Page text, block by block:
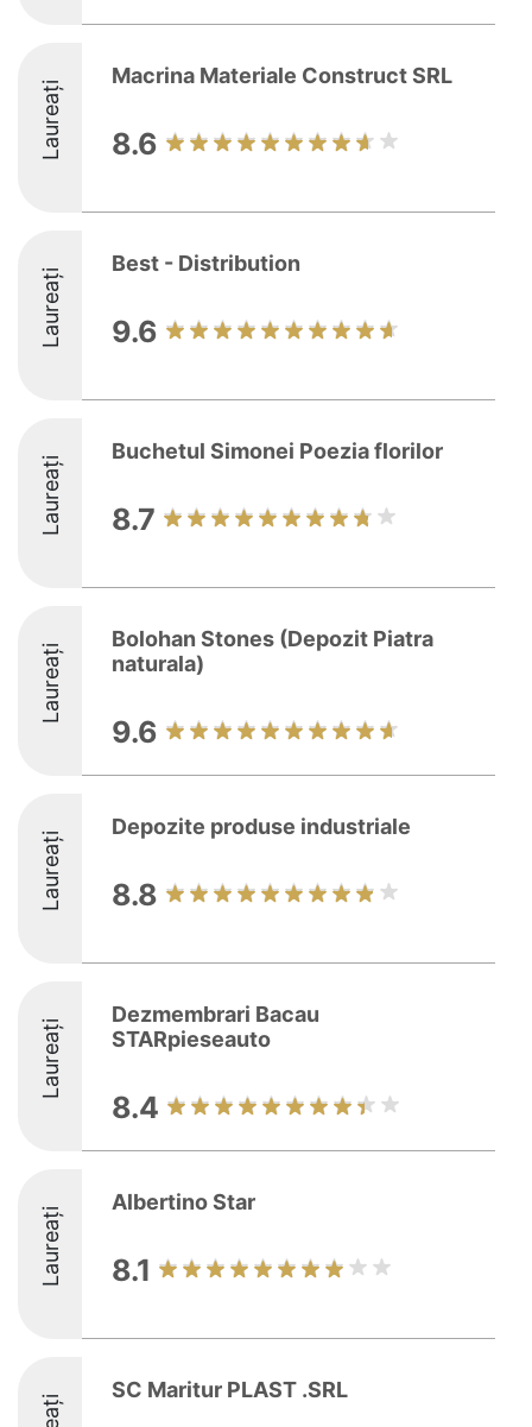
Laureați
Macrina Materiale Construct SRL
8.6
Laureați
Best - Distribution
9.6
Laureați
Buchetul Simonei Poezia florilor
8.7
Laureați
Bolohan Stones (Depozit Piatra
naturala)
9.6
Laureați
Depozite produse industriale
8.8
Laureați
Dezmembrari Bacau
STARpieseauto
8.4
Laureați
Albertino Star
8.1
SC Maritur PLAST .SRL